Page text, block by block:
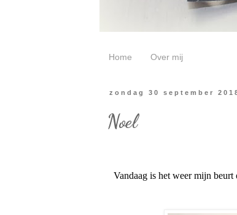
Home Over mij
zondag 30 september
Noel
Vandaag is het weer mijn